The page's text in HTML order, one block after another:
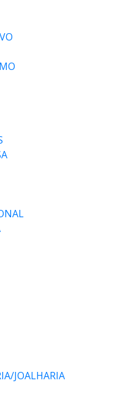
JOALHARIA